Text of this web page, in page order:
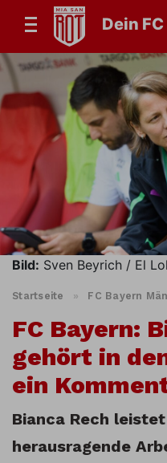
Dein
Bild: Sven Beyrich / El
Startseite » FC Bayern
FC Bayern:
gehört in
ein
Bianca Rech
herausragende